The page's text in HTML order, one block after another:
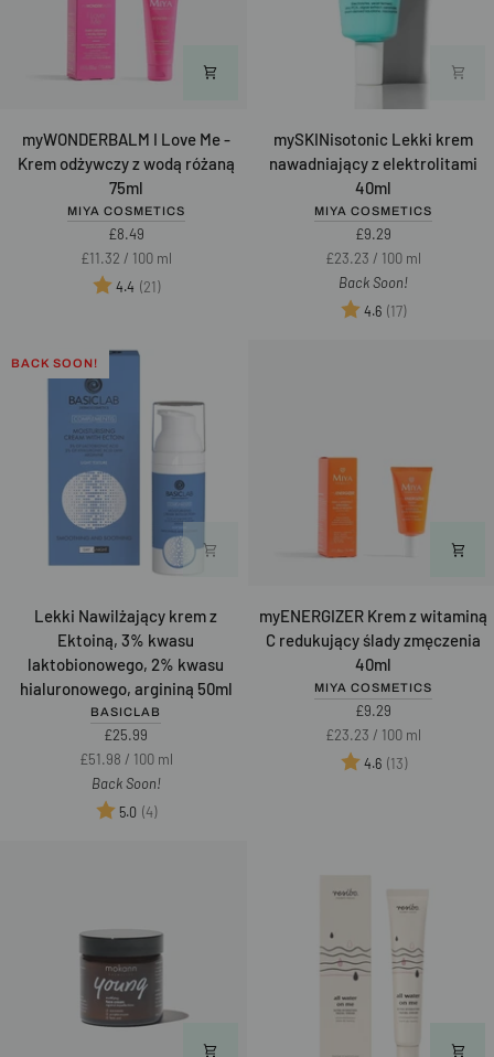
myWONDERBALM
75ml
myWONDERBALM I Love Me -
Krem odżywczy z wodą różaną
75ml
MIYA COSMETICS
£8.49
Unit
price
£11.32 /per
100 ml
Ocena:
4.4 (21)na 5 gwiazdek
mySKINisotonic
Lekki
nawadniający
elektrolitami
mySKINisotonic Lekki krem
nawadniający z elektrolitami
40ml
MIYA COSMETICS
£9.29
Unit
price
£23.23 / per
100 ml
Back Soon!
Ocena:
4.6 (17)na 5
BACK SOON!
Lekki
Nawilżający
krem
laktobionowego,
Lekki Nawilżający krem z
Ektoiną, 3% kwasu
laktobionowego, 2% kwasu
hialuronowego, argininą 50ml
BASICLAB
£25.99
Unit
price
£51.98 /per
100 ml
Back Soon!
Ocena:
5.0 (4)na 5 gwiazdek
myENERGIZER
Krem
witaminą
redukujący
myENERGIZER Krem z witaminą
C redukujący ślady zmęczenia
40ml
MIYA COSMETICS
£9.29
Unit
price
£23.23 / per
100 ml
Ocena:
4.6 (13)na 5